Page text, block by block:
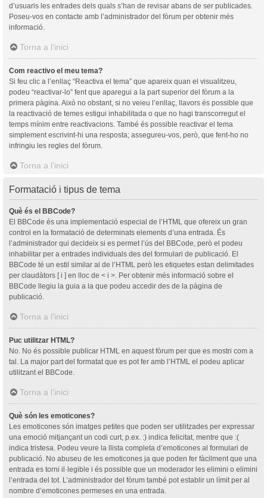
d’usuaris les entrades dels quals s’han de revisar abans de ser publicades.
Poseu-vos en contacte amb l’administrador del fòrum per obtenir més
informació.
Torna a l’inici
Com reactivo el meu tema?
Si feu clic a l’enllaç “Reactiva el tema” que apareix quan el visualitzeu,
podeu “reactivar-lo” fent que aparegui a la part superior del fòrum a la
primera pàgina. Això no obstant, si no veieu l’enllaç, llavors és possible que
la reactivació de temes estigui inhabilitada o que no hagi transcorregut el
temps mínim entre reactivacions. També és possible reactivar el tema
simplement escrivint-hi una resposta; assegureu-vos, però, que fent-ho no
infringiu les regles del fòrum.
Torna a l’inici
Formatació i tipus de tema
Què és el BBCode?
El BBCode és una implementació especial de l’HTML que ofereix un gran
control en la formatació de determinats elements d’una entrada. És
l’administrador qui decideix si es permet l’ús del BBCode, però el podeu
inhabilitar per a entrades individuals des del formulari de publicació. El
BBCode té un estil similar al de l’HTML però les etiquetes estan delimitades
per claudàtors [ i ] en lloc de < i >. Per obtenir més informació sobre el
BBCode llegiu la guia a la que podeu accedir des de la pàgina de
publicació.
Torna a l’inici
Puc utilitzar HTML?
No. No és possible publicar HTML en aquest fòrum per que es mostri com a
tal. La major part del formatat que es pot fer amb l’HTML el podeu aplicar
utilitzant el BBCode.
Torna a l’inici
Què són les emoticones?
Les emoticones són imatges petites que poden ser utilitzades per expressar
una emoció mitjançant un codi curt, p.ex. :) indica felicitat, mentre que :(
indica tristesa. Podeu veure la llista completa d’emoticones al formulari de
publicació. No abuseu de les emoticones ja que poden fer fàcilment que una
entrada es torni il·legible i és possible que un moderador les elimini o elimini
l’entrada del tot. L’administrador del fòrum també pot establir un límit per al
nombre d’emoticones permeses en una entrada.